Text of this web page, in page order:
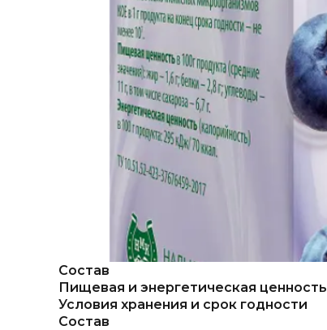
Состав
Пищевая и энергетическая ценность
Условия хранения и срок годности
Состав